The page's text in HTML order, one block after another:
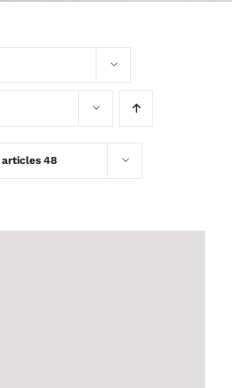
articles 48